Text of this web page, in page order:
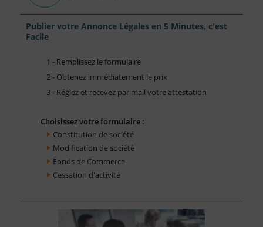
Publier votre Annonce Légales en 5 Minutes, c'est
Facile
1 - Remplissez le formulaire
2 - Obtenez immédiatement le prix
3 - Réglez et recevez par mail votre attestation
Choisissez votre formulaire :
Constitution de société
Modification de société
Fonds de Commerce
Cessation d'activité